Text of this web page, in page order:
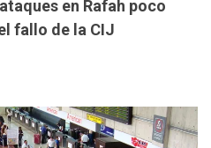
en Rafah poco
fallo de la CIJ